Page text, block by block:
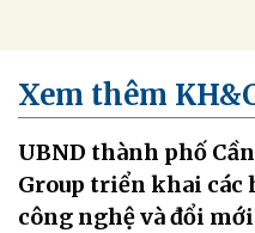
Xem thêm
UBND thành phố
Group triển khai các
công nghệ và đổi